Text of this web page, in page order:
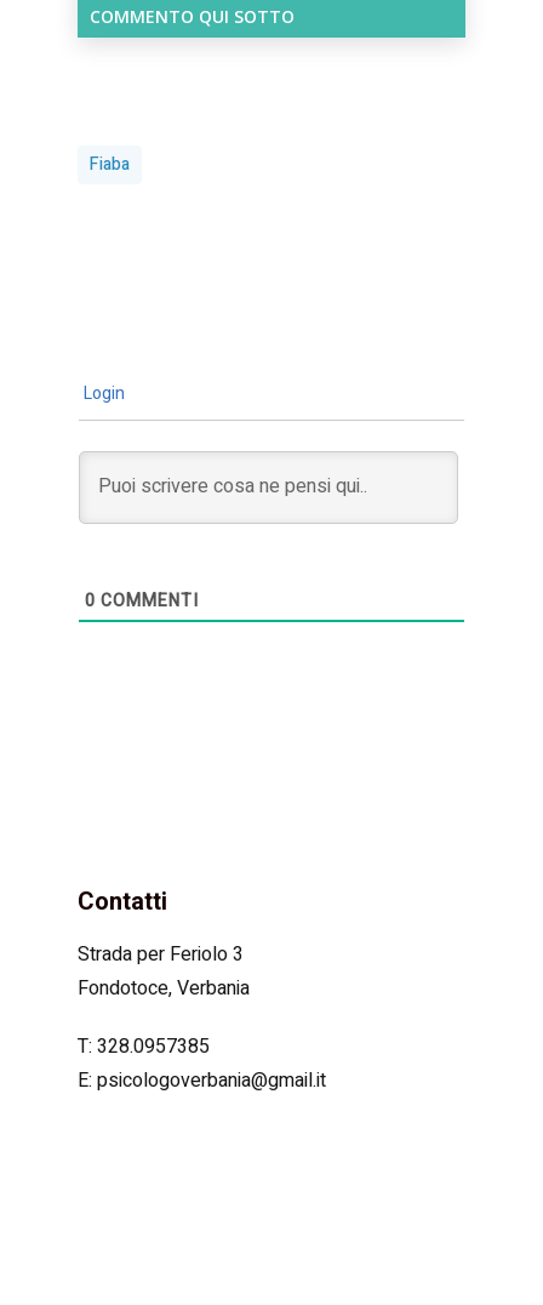
COMMENTO QUI SOTTO
Fiaba
Login
0 COMMENTI
Contatti
Strada per Feriolo 3
Fondotoce, Verbania
T: 328.0957385
E: psicologoverbania@gmail.it